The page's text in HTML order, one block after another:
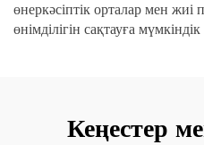
өнеркәсіптік орталар мен жиі
өнімділігін сақтауға
Кеңестер